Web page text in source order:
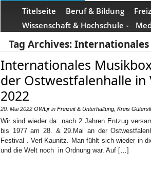
Titelseite Beruf & Bildung
Wissenschaft & Hochschule
Tag Archives:Internationales
Internationales
der Ostwestfalenhalle in
2022
20. Mai 2022 OWLjr in Freizeit & Unterhaltung Kreis
Wir sind wieder da: nach 2 Jahren Entzug
bis 1977 am 28. & 29.Mai an der
Festival . Verl-Kaunitz. Man fühlt sich wieder in
und die Welt noch in Ordnung war. Auf […]